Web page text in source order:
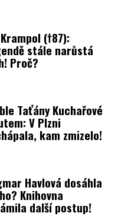
(†87):
stále narůstá
Proč?
Taťány Kuchařové
V Plzni
kam zmizelo!
Havlová dosáhla
Knihovna
další postup!